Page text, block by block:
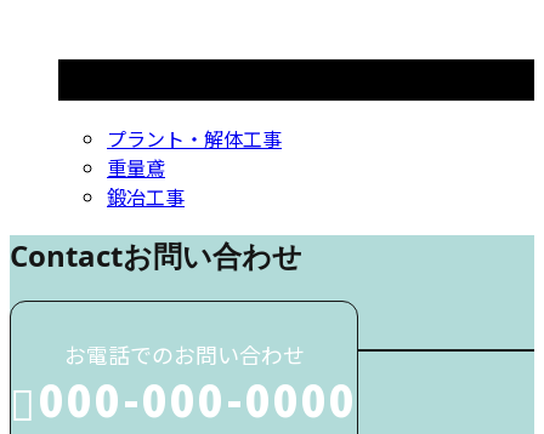
プラント・解体工事
重量鳶
鍛冶工事
Contactお問い合わせ
お電話でのお問い合わせ
000-000-0000